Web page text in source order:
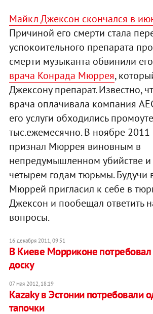
Майкл Джексон скончался в
Причиной его смерти стала
успокоительного препарата
смерти музыканта обвинили его
врача Конрада Мюррея,
Джексону препарат. Известно,
врача оплачивала компания
его услуги обходились
тыс.ежемесячно. В ноябре 2011
признал Мюррея виновным в
непредумышленном убийстве и
четырем годам тюрьмы. Будучи
Мюррей пригласил к себе в
Джексон и пообещал ответить
вопросы.
16 декабря 2011, 09:51
В Киеве Морриконе
доску
07 мая 2012, 18:19
Kazaky в Эстонии потребовали
тапочки